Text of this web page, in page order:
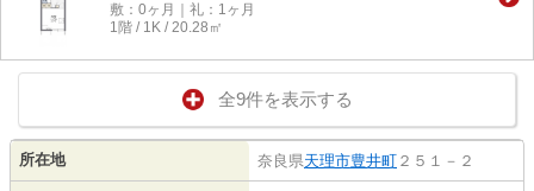
敷：0ヶ月｜礼：1ヶ月
1階 / 1K / 20.28㎡
全9件を表示する
所在地 奈良県天理市豊井町 ２５１－２